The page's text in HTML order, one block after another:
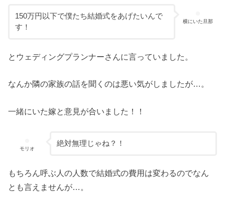
横にいた旦那
150万円以下で僕たち結婚式をあげたいんで
す！
とウェディングプランナーさんに言っていました。
なんか隣の家族の話を聞くのは悪い気がしましたが…。
一緒にいた嫁と意見が合いました！！
モリオ
絶対無理じゃね？！
もちろん呼ぶ人の人数で結婚式の費用は変わるのでなん
とも言えませんが…。